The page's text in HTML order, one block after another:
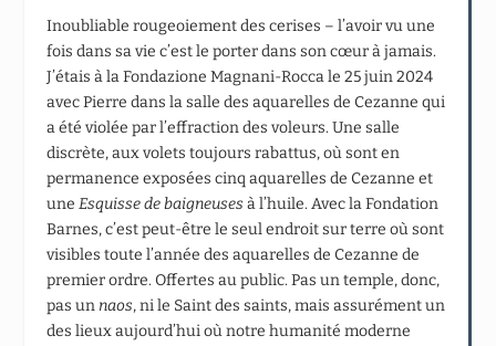
Inoubliable rougeoiement des cerises – l’avoir vu une
fois dans sa vie c’est le porter dans son cœur à jamais.
J’étais à la Fondazione Magnani-Rocca le 25 juin 2024
avec Pierre dans la salle des aquarelles de Cezanne qui
a été violée par l’effraction des voleurs. Une salle
discrète, aux volets toujours rabattus, où sont en
permanence exposées cinq aquarelles de Cezanne et
uneEsquisse de baigneusesà l’huile. Avec la Fondation
Barnes, c’est peut-être le seul endroit sur terre où sont
visibles toute l’année des aquarelles de Cezanne de
premier ordre. Offertes au public. Pas un temple, donc,
pas un naos, ni le Saint des saints, mais assurément un
des lieux aujourd’hui où notre humanité moderne